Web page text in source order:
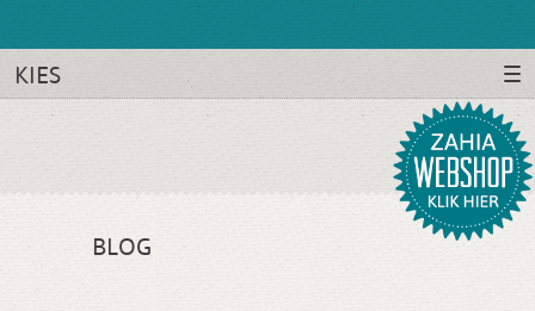
KIES
BLOG